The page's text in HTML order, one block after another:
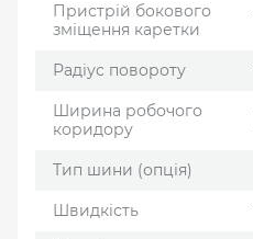
Пристрій бокового
зміщення каретки
Радіус повороту
Ширина робочого
коридору
Тип шини (опція)
Швидкість